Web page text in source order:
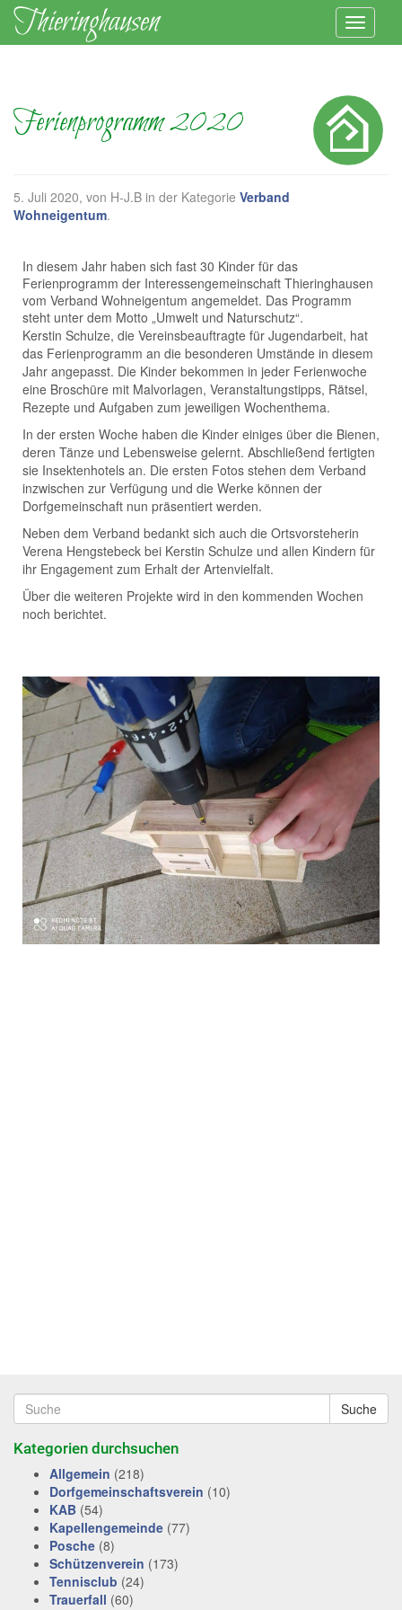
Ferienprogramm 2020
5. Juli 2020, von H-J.B in der Kategorie Verband
Wohneigentum.
In diesem Jahr haben sich fast 30 Kinder für das
Ferienprogramm der Interessengemeinschaft Thieringhausen
vom Verband Wohneigentum angemeldet. Das Programm
steht unter dem Motto „Umwelt und Naturschutz“.
Kerstin Schulze, die Vereinsbeauftragte für Jugendarbeit, hat
das Ferienprogramm an die besonderen Umstände in diesem
Jahr angepasst. Die Kinder bekommen in jeder Ferienwoche
eine Broschüre mit Malvorlagen, Veranstaltungstipps, Rätsel,
Rezepte und Aufgaben zum jeweiligen Wochenthema.
In der ersten Woche haben die Kinder einiges über die Bienen,
deren Tänze und Lebensweise gelernt. Abschließend fertigten
sie Insektenhotels an. Die ersten Fotos stehen dem Verband
inzwischen zur Verfügung und die Werke können der
Dorfgemeinschaft nun präsentiert werden.
Neben dem Verband bedankt sich auch die Ortsvorsteherin
Verena Hengstebeck bei Kerstin Schulze und allen Kindern für
ihr Engagement zum Erhalt der Artenvielfalt.
Über die weiteren Projekte wird in den kommenden Wochen
noch berichtet.
Suche
Kategorien durchsuchen
Allgemein (218)
Dorfgemeinschaftsverein (10)
KAB (54)
Kapellengemeinde (77)
Posche (8)
Schützenverein (173)
Tennisclub (24)
Trauerfall (60)